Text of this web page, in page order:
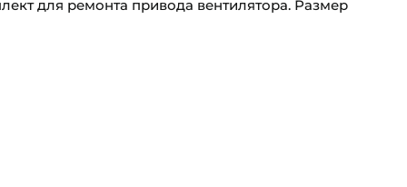
для ремонта привода вентилятора. Размер